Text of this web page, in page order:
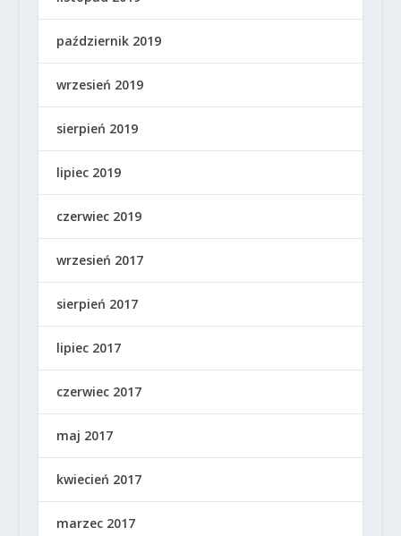
październik 2019
wrzesień 2019
sierpień 2019
lipiec 2019
czerwiec 2019
wrzesień 2017
sierpień 2017
lipiec 2017
czerwiec 2017
maj 2017
kwiecień 2017
marzec 2017